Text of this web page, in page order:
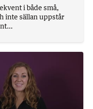
i både små,
inte sällan uppstår